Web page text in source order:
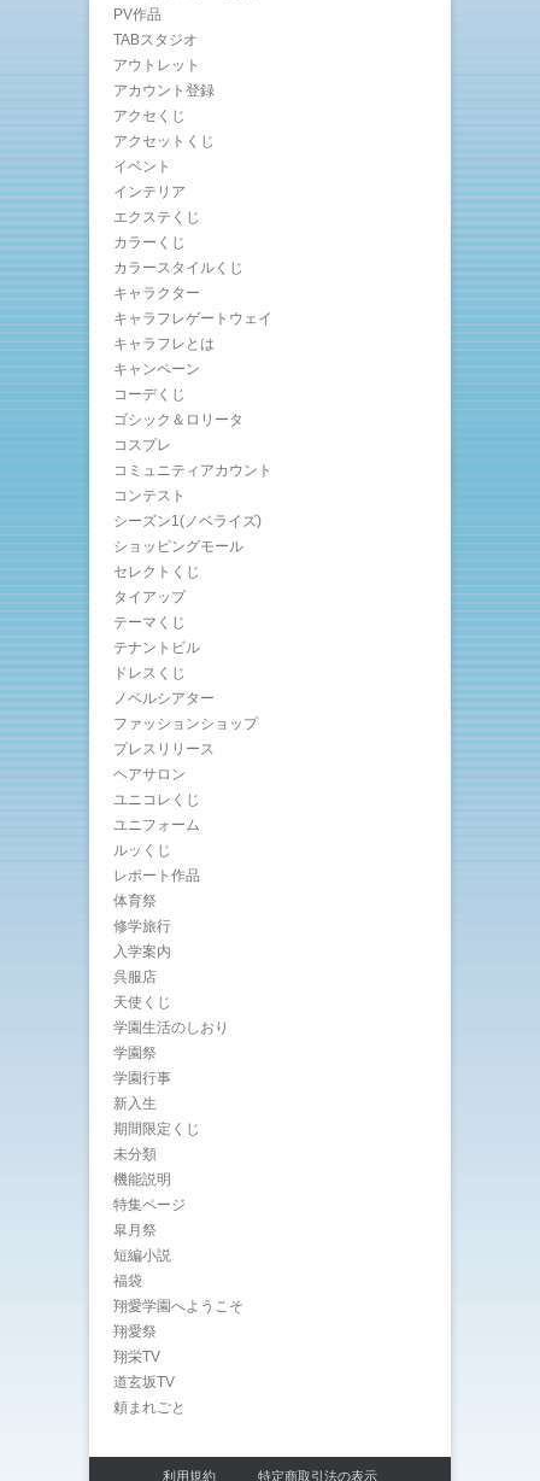
PV作品
TABスタジオ
アウトレット
アカウント登録
アクセくじ
アクセットくじ
イベント
インテリア
エクステくじ
カラーくじ
カラースタイルくじ
キャラクター
キャラフレゲートウェイ
キャラフレとは
キャンペーン
コーデくじ
ゴシック＆ロリータ
コスプレ
コミュニティアカウント
コンテスト
シーズン1(ノベライズ)
ショッピングモール
セレクトくじ
タイアップ
テーマくじ
テナントビル
ドレスくじ
ノベルシアター
ファッションショップ
プレスリリース
ヘアサロン
ユニコレくじ
ユニフォーム
ルッくじ
レポート作品
体育祭
修学旅行
入学案内
呉服店
天使くじ
学園生活のしおり
学園祭
学園行事
新入生
期間限定くじ
未分類
機能説明
特集ページ
皐月祭
短編小説
福袋
翔愛学園へようこそ
翔愛祭
翔栄TV
道玄坂TV
頼まれごと
利用規約 特定商取引法の表示